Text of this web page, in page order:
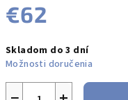
€62
cena:
Skladom do 3 dní
Možnosti doručenia